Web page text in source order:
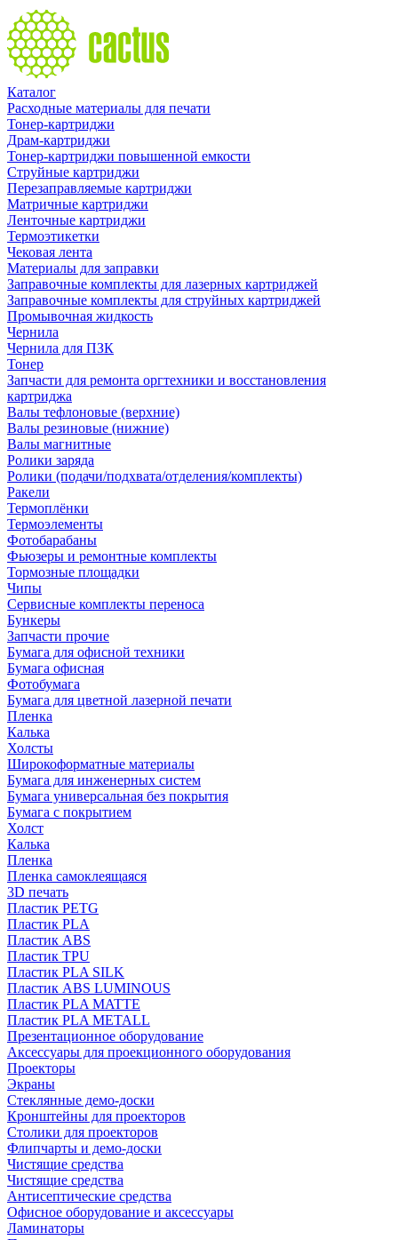
Каталог
Расходные материалы для печати
Тонер-картриджи
Драм-картриджи
Тонер-картриджи повышенной емкости
Струйные картриджи
Перезаправляемые картриджи
Матричные картриджи
Ленточные картриджи
Термоэтикетки
Чековая лента
Материалы для заправки
Заправочные комплекты для лазерных картриджей
Заправочные комплекты для струйных картриджей
Промывочная жидкость
Чернила
Чернила для ПЗК
Тонер
Запчасти для ремонта оргтехники и восстановления
картриджа
Валы тефлоновые (верхние)
Валы резиновые (нижние)
Валы магнитные
Ролики заряда
Ролики (подачи/подхвата/отделения/комплекты)
Ракели
Термоплёнки
Термоэлементы
Фотобарабаны
Фьюзеры и ремонтные комплекты
Тормозные площадки
Чипы
Сервисные комплекты переноса
Бункеры
Запчасти прочие
Бумага для офисной техники
Бумага офисная
Фотобумага
Бумага для цветной лазерной печати
Пленка
Калька
Холсты
Широкоформатные материалы
Бумага для инженерных систем
Бумага универсальная без покрытия
Бумага с покрытием
Холст
Калька
Пленка
Пленка самоклеящаяся
3D печать
Пластик PETG
Пластик PLA
Пластик ABS
Пластик TPU
Пластик PLA SILK
Пластик ABS LUMINOUS
Пластик PLA MATTE
Пластик PLA METALL
Презентационное оборудование
Аксессуары для проекционного оборудования
Проекторы
Экраны
Стеклянные демо-доски
Кронштейны для проекторов
Столики для проекторов
Флипчарты и демо-доски
Чистящие средства
Чистящие средства
Антисептические средства
Офисное оборудование и аксессуары
Ламинаторы